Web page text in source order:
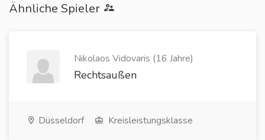
Ähnliche Spieler
Nikolaos Vidovaris (16 Jahre)
Rechtsaußen
Düsseldorf Kreisleistungsklasse